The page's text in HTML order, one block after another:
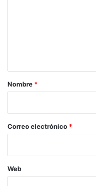
r
*
Nombre *
Correo electrónico *
Web